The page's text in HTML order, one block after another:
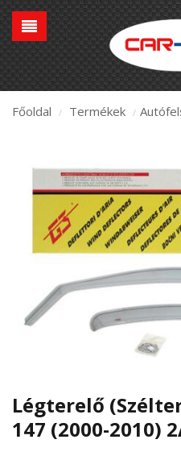
Főoldal / Termékek /
Légterelő
147 (2000-2010)